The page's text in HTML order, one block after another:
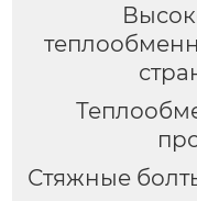
Стяжные